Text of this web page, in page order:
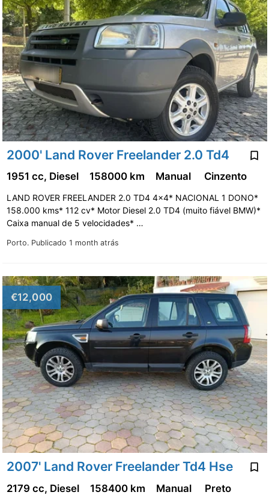
2000' Land Rover Freelander 2.0 Td4
Porto. Publicado 1 month atrás
1951 cc, Diesel 158000 km Manual Cinzento
LAND ROVER FREELANDER 2.0 TD4 4x4* NACIONAL 1 DONO*
158.000 kms* 112 cv* Motor Diesel 2.0 TD4 (muito fiável BMW)*
Caixa manual de 5 velocidades* …
€12,000
2007' Land Rover Freelander Td4 Hse
2179 cc, Diesel 158400 km Manual Preto